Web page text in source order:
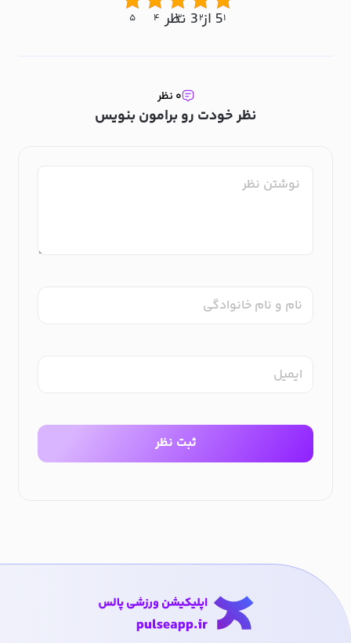
5 از 3 نظر۱ ۲ ۳ ۴ ۵
نظر خودت رو برامون بنویس
۰ نظر
نام و نام خانوادگی
ایمیل
ثبت نظر